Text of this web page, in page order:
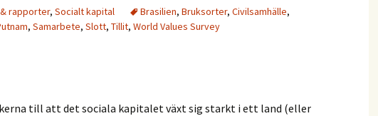
rapporter, Socialt kapital Brasilien, Bruksorter, Civilsamhälle,
, Samarbete, Slott, Tillit, World Values Survey
till att det sociala kapitalet växt sig starkt i ett land (eller